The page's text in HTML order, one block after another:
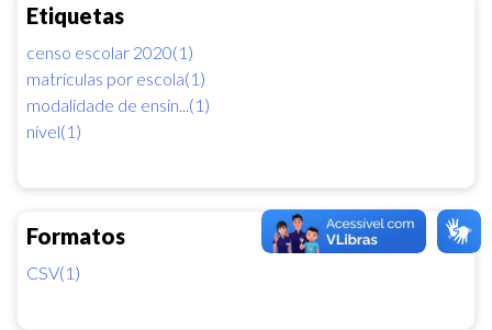
Etiquetas
censo escolar 2020(1)
matrículas por escola(1)
modalidade de ensin...(1)
nível(1)
Formatos
CSV(1)